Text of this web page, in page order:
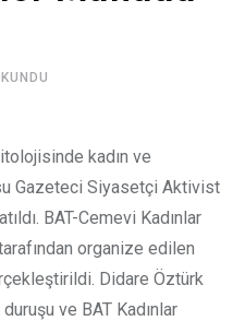
kadın ve
Gazeteci Siyasetçi Aktivist
BAT-Cemevi Kadınlar
organize edilen
Didare Öztürk
ve BAT Kadınlar